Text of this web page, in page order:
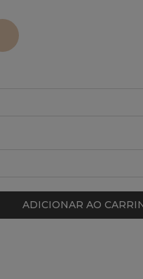
ADICIONAR AO